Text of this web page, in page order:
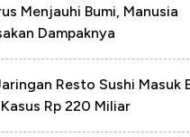
Menjauhi Bumi, Manusia
Dampaknya
Resto Sushi Masuk
Rp 220 Miliar